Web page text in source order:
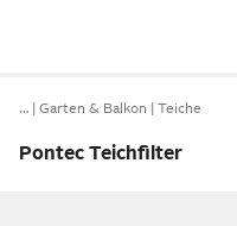
… Garten & Balkon Teiche
Pontec Teichfilter